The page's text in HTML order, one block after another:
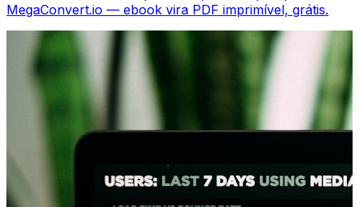
MegaConvert.io — ebook vira PDF imprimível, grátis.